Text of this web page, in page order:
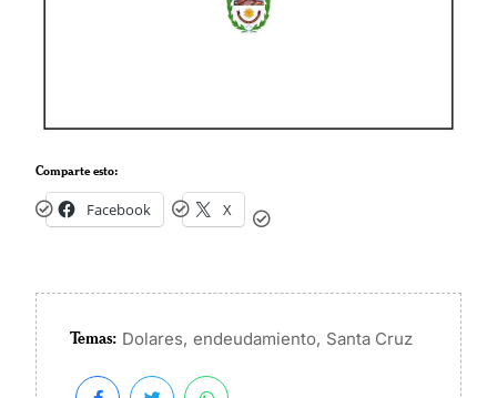
Comparte esto:
Facebook X
Temas: Dolares, endeudamiento, Santa Cruz